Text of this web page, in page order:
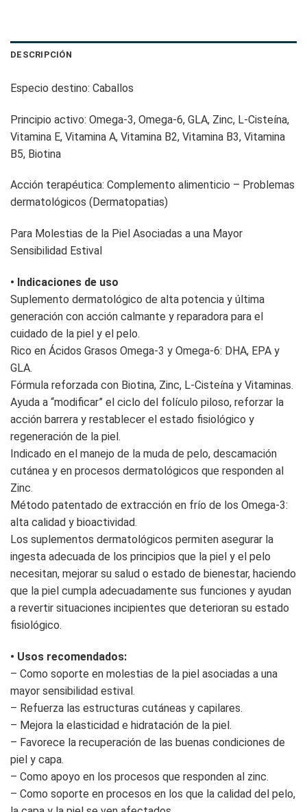
DESCRIPCIÓN
Especio destino: Caballos
Principio activo: Omega-3, Omega-6, GLA, Zinc, L-Cisteína,
Vitamina E, Vitamina A, Vitamina B2, Vitamina B3, Vitamina
B5, Biotina
Acción terapéutica: Complemento alimenticio – Problemas
dermatológicos (Dermatopatias)
Para Molestias de la Piel Asociadas a una Mayor
Sensibilidad Estival
• Indicaciones de uso
Suplemento dermatológico de alta potencia y última
generación con acción calmante y reparadora para el
cuidado de la piel y el pelo.
Rico en Ácidos Grasos Omega-3 y Omega-6: DHA, EPA y
GLA.
Fórmula reforzada con Biotina, Zinc, L-Cisteína y Vitaminas.
Ayuda a “modificar” el ciclo del folículo piloso, reforzar la
acción barrera y restablecer el estado fisiológico y
regeneración de la piel.
Indicado en el manejo de la muda de pelo, descamación
cutánea y en procesos dermatológicos que responden al
Zinc.
Método patentado de extracción en frío de los Omega-3:
alta calidad y bioactividad.
Los suplementos dermatológicos permiten asegurar la
ingesta adecuada de los principios que la piel y el pelo
necesitan, mejorar su salud o estado de bienestar, haciendo
que la piel cumpla adecuadamente sus funciones y ayudan
a revertir situaciones incipientes que deterioran su estado
fisiológico.
• Usos recomendados:
– Como soporte en molestias de la piel asociadas a una
mayor sensibilidad estival.
– Refuerza las estructuras cutáneas y capilares.
– Mejora la elasticidad e hidratación de la piel.
– Favorece la recuperación de las buenas condiciones de
piel y capa.
– Como apoyo en los procesos que responden al zinc.
– Como soporte en procesos en los que la calidad del pelo,